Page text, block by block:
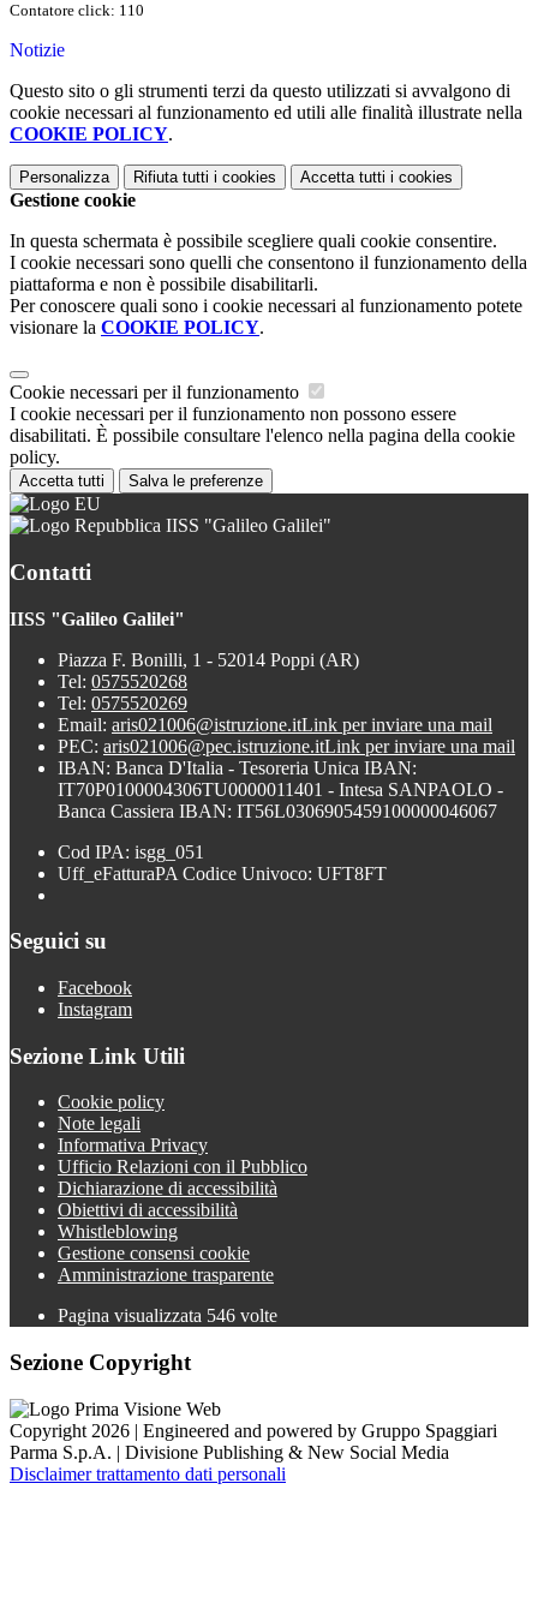
Contatore click: 110
Notizie
Questo sito o gli strumenti terzi da questo utilizzati si avvalgono di
cookie necessari al funzionamento ed utili alle finalità illustrate nella
COOKIE POLICY.
Personalizza Rifiuta tutti i cookies Accetta tutti i cookies
Gestione cookie
In questa schermata è possibile scegliere quali cookie consentire.
I cookie necessari sono quelli che consentono il funzionamento della
piattaforma e non è possibile disabilitarli.
Per conoscere quali sono i cookie necessari al funzionamento potete
visionare la COOKIE POLICY.
Cookie necessari per il funzionamento
I cookie necessari per il funzionamento non possono essere
disabilitati. È possibile consultare l'elenco nella pagina della cookie
policy.
Accetta tutti Salva le preferenze
IISS "Galileo Galilei"
Contatti
IISS "Galileo Galilei"
Piazza F. Bonilli, 1 - 52014 Poppi (AR)
Tel: 0575520268
Tel: 0575520269
Email: aris021006@istruzione.itLink per inviare una mail
PEC: aris021006@pec.istruzione.itLink per inviare una mail
IBAN: Banca D'Italia - Tesoreria Unica IBAN:
IT70P0100004306TU0000011401 - Intesa SANPAOLO -
Banca Cassiera IBAN: IT56L0306905459100000046067
Cod IPA: isgg_051
Uff_eFatturaPA Codice Univoco: UFT8FT
Seguici su
Facebook
Instagram
Sezione Link Utili
Cookie policy
Note legali
Informativa Privacy
Ufficio Relazioni con il Pubblico
Dichiarazione di accessibilità
Obiettivi di accessibilità
Whistleblowing
Gestione consensi cookie
Amministrazione trasparente
Pagina visualizzata 546 volte
Sezione Copyright
Copyright 2026 | Engineered and powered by Gruppo Spaggiari
Parma S.p.A. | Divisione Publishing & New Social Media
Disclaimer trattamento dati personali